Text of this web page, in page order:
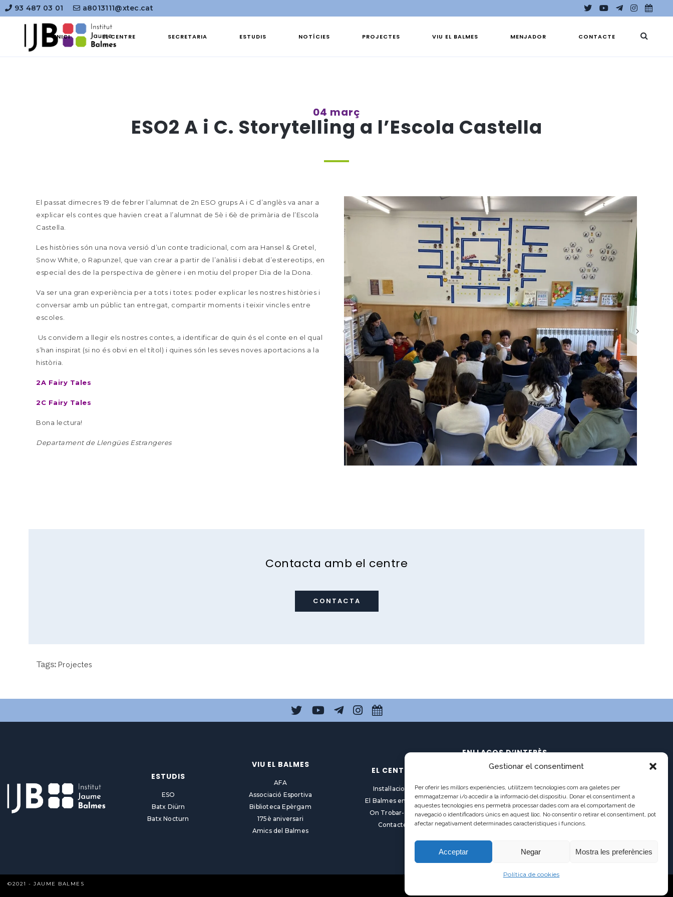
Gestionar el consentiment
Per oferir les millors experiències, utilitzem tecnologies com ara galetes per
emmagatzemar i/o accedir a la informació del dispositiu. Donar el consentiment a
aquestes tecnologies ens permetrà processar dades com ara el comportament de
navegació o identificadors únics en aquest lloc. No consentir o retirar el consentiment, pot
afectar negativament determinades característiques i funcions.
Acceptar Negar Mostra les preferències
Política de cookies
93 487 03 01 a8013111@xtec.cat
INICI EL CENTRE SECRETARIA ESTUDIS NOTÍCIES PROJECTES VIU EL BALMES MENJADOR CONTACTE
04 març
ESO2 A i C. Storytelling a l’Escola Castella
El passat dimecres 19 de febrer l’alumnat de 2n ESO grups A i C d’anglès va anar a
explicar els contes que havien creat a l’alumnat de 5è i 6è de primària de l’Escola
Castella.
Les històries són una nova versió d’un conte tradicional, com ara Hansel & Gretel,
Snow White, o Rapunzel, que van crear a partir de l’anàlisi i debat d’estereotips, en
especial des de la perspectiva de gènere i en motiu del proper Dia de la Dona.
Va ser una gran experiència per a tots i totes: poder explicar les nostres històries i
conversar amb un públic tan entregat, compartir moments i teixir vincles entre
escoles.
Us convidem a llegir els nostres contes, a identificar de quin és el conte en el qual
s’han inspirat (si no és obvi en el títol) i quines són les seves noves aportacions a la
història.
2A Fairy Tales
2C Fairy Tales
Bona lectura!
Departament de Llengües Estrangeres
Contacta amb el centre
CONTACTA
Tags: Projectes
ESTUDIS
ESO
Batx Diürn
Batx Nocturn
VIU EL BALMES
AFA
Associació Esportiva
Biblioteca Epèrgam
175è aniversari
Amics del Balmes
EL CENTRE
Instal·lacions
El Balmes en línia
On Trobar-nos
Contacte
ENLLAÇOS D’INTERÈS
Calendari
Ràdio Balmes
Balmes TV2
Balmes TV (antic)
Antic Lloc Web
08009 Barcelona
a8013111@xtec.cat
©2021 - JAUME BALMES